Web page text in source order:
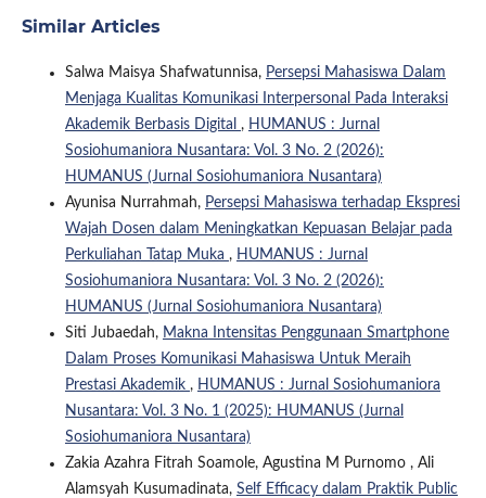
Similar Articles
Salwa Maisya Shafwatunnisa, Persepsi Mahasiswa Dalam
Menjaga Kualitas Komunikasi Interpersonal Pada Interaksi
Akademik Berbasis Digital , HUMANUS : Jurnal
Sosiohumaniora Nusantara: Vol. 3 No. 2 (2026):
HUMANUS (Jurnal Sosiohumaniora Nusantara)
Ayunisa Nurrahmah, Persepsi Mahasiswa terhadap Ekspresi
Wajah Dosen dalam Meningkatkan Kepuasan Belajar pada
Perkuliahan Tatap Muka , HUMANUS : Jurnal
Sosiohumaniora Nusantara: Vol. 3 No. 2 (2026):
HUMANUS (Jurnal Sosiohumaniora Nusantara)
Siti Jubaedah, Makna Intensitas Penggunaan Smartphone
Dalam Proses Komunikasi Mahasiswa Untuk Meraih
Prestasi Akademik , HUMANUS : Jurnal Sosiohumaniora
Nusantara: Vol. 3 No. 1 (2025): HUMANUS (Jurnal
Sosiohumaniora Nusantara)
Zakia Azahra Fitrah Soamole, Agustina M Purnomo , Ali
Alamsyah Kusumadinata, Self Efficacy dalam Praktik Public